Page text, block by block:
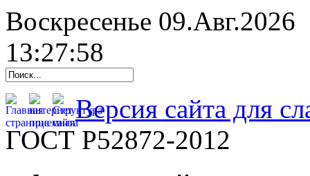
Воскресенье 09.Авг.2026
13:27:59
Версия сайта для
ГОСТ Р52872-2012